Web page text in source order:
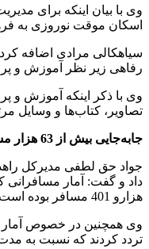
اسکان موقت نوروزی به فرهنگیان و
رفاهی زیر نظر آموزش و
وی با ذکر اینکه آموزش و
تصاویر، کتاب‌ها و وسایل
جابه‌جایی بیش از 63 هزار مسافر با ناوگان حمل و نقل عمومی قزوین
هزارو 401 مسافر بوده است که در مقایسه با مدت مشابه گذشته یک درصد کاهش داشته است.
تردد کردند که نسبت به